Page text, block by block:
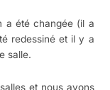
a été changée (il a
redessiné et il y a
salle.
et nous avons